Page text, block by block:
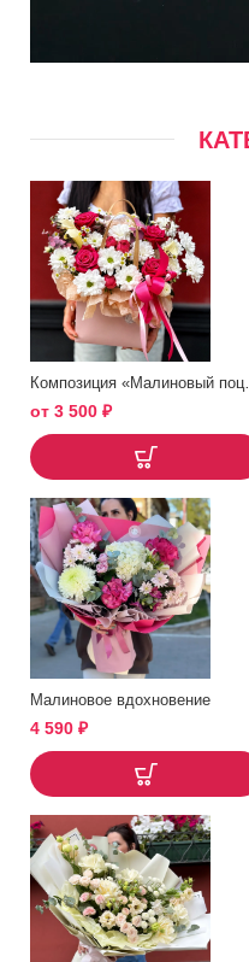
от 3 500 ₽
Малиновое вдохновение
4 590 ₽